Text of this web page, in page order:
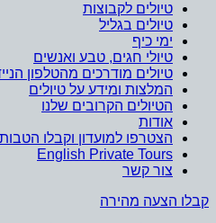
טיולים לקבוצות
טיולים בגליל
ימי כיף
טיולי חגים, טבע ואנשים
טיולים מודרכים מהטלפון הנייד
המלצות ומידע על טיולים
הטיולים הקרובים שלנו
אודות
הצטרפו למועדון וקבלו הטבות
English Private Tours
צור קשר
קבלו הצעה מהירה